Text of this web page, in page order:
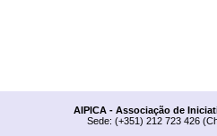
AIPICA - Associação de
Sede: (+351) 212 723 426